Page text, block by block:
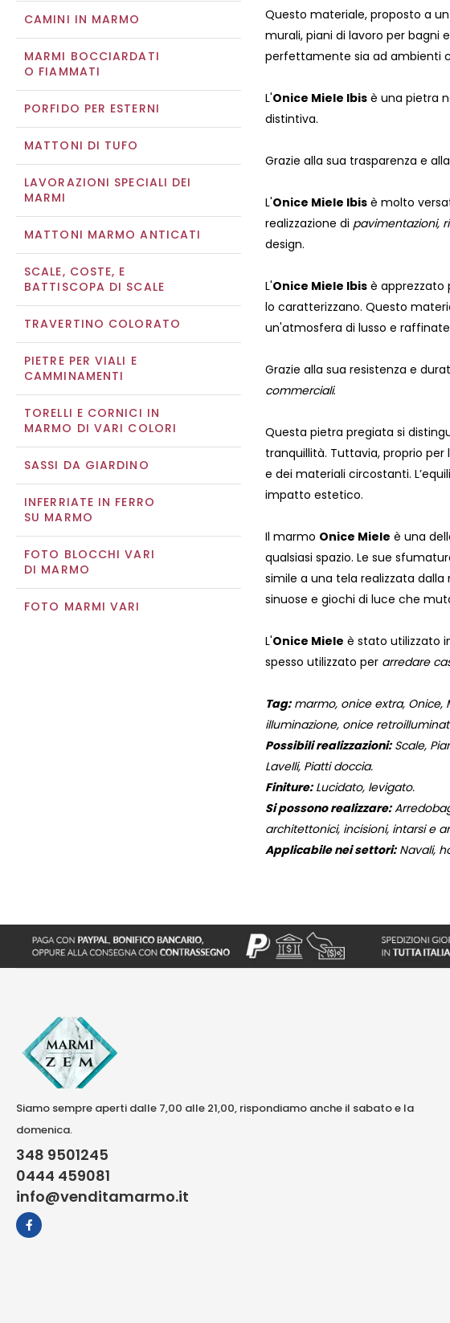
CAMINI IN MARMO
MARMI BOCCIARDATI
O FIAMMATI
PORFIDO PER ESTERNI
MATTONI DI TUFO
LAVORAZIONI SPECIALI DEI
MARMI
MATTONI MARMO ANTICATI
SCALE, COSTE, E
BATTISCOPA DI SCALE
TRAVERTINO COLORATO
PIETRE PER VIALI E
CAMMINAMENTI
TORELLI E CORNICI IN
MARMO DI VARI COLORI
SASSI DA GIARDINO
INFERRIATE IN FERRO
SU MARMO
FOTO BLOCCHI VARI
DI MARMO
FOTO MARMI VARI
Questo materiale, proposto a
murali, piani di lavoro per bagni
perfettamente sia ad ambienti
L'Onice Miele Ibis è una pietra
distintiva.
Grazie alla sua trasparenza e
L'Onice Miele Ibis è molto
realizzazione di pavimentazioni,
design.
L'Onice Miele Ibis è apprezzato
lo caratterizzano. Questo
un'atmosfera di lusso e
Grazie alla sua resistenza e
commerciali.
Questa pietra pregiata si
tranquillità. Tuttavia, proprio per
e dei materiali circostanti.
impatto estetico.
Il marmo Onice Miele è una
qualsiasi spazio. Le sue
simile a una tela realizzata dalla
sinuose e giochi di luce che
L'Onice Miele è stato utilizzato
spesso utilizzato per arredare
Tag:marmo, onice extra, Onice,
illuminazione, onice
Possibili realizzazioni:Scale,
Lavelli, Piatti doccia.
Finiture:Lucidato, levigato.
Si possono realizzare:
architettonici, incisioni, intarsi e
Applicabile nei settori:Navali,
Siamo sempre aperti dalle 7,00 alle 21,00, rispondiamo anche il sabato e la
domenica.
348 9501245
0444 459081
info@venditamarmo.it